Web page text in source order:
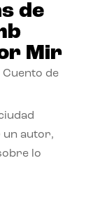
de
Mir
Cuento de
un autor,
lo